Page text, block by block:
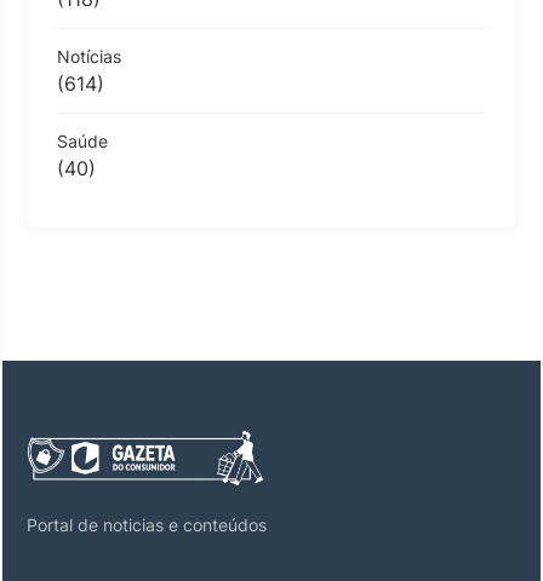
Notícias
(614)
Saúde
(40)
Portal de noticias e conteúdos